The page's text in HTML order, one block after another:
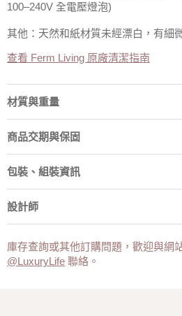
100–240V 全電壓燈泡)
其他：天然和紙材質未經漂白，有細
查看 Ferm Living 原廠清潔指南
材質與重量
商品交期與保固
包裝、組裝資訊
設計師
庫存查詢或其他訂購問題，歡迎與網
@LuxuryLife 聯絡。